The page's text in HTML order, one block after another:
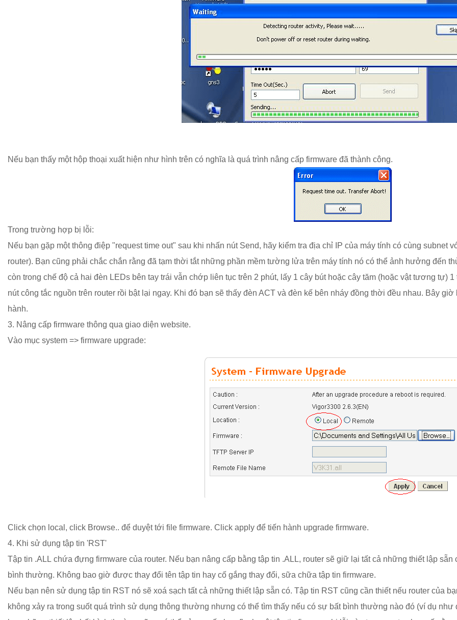
Nếu bạn thấy một hộp thoại xuất hiện như hình trên có nghĩa là quá trình nâng cấp firmware đã thành công.
Trong trường hợp bị lỗi:
Nếu bạn gặp một thông điệp "request time out" sau khi nhấn nút Send, hãy kiểm tra địa chỉ IP của máy tính có cùng subnet
router). Bạn cũng phải chắc chắn rằng đã tạm thời tắt những phần mềm tường lửa trên máy tính nó có thể ảnh hưởng đến
còn trong chế độ cả hai đèn LEDs bên tay trái vẫn chớp liên tục trên 2 phút, lấy 1 cây bút hoặc cây tăm (hoặc vật tương tự)
nút công tắc nguồn trên router rồi bật lại ngay. Khi đó bạn sẽ thấy đèn ACT và đèn kế bên nháy đồng thời đều nhau. Bây
hành.
3. Nâng cấp firmware thông qua giao diện website.
Vào mục system => firmware upgrade:
Click chọn local, click Browse.. để duyệt tới file firmware. Click apply để tiến hành upgrade firmware.
4. Khi sử dụng tập tin 'RST'
Tập tin .ALL chứa đựng firmware của router. Nếu bạn nâng cấp bằng tập tin .ALL, router sẽ giữ lại tất cả những thiết lập
bình thường. Không bao giờ được thay đổi tên tập tin hay cố gắng thay đổi, sữa chữa tập tin firmware.
Nếu bạn nên sử dụng tập tin RST nó sẽ xoá sạch tất cả những thiết lập sẵn có. Tập tin RST cũng cần thiết nếu router của
không xảy ra trong suốt quá trình sử dụng thông thường nhưng có thể tìm thấy nếu có sự bất bình thường nào đó (ví dụ